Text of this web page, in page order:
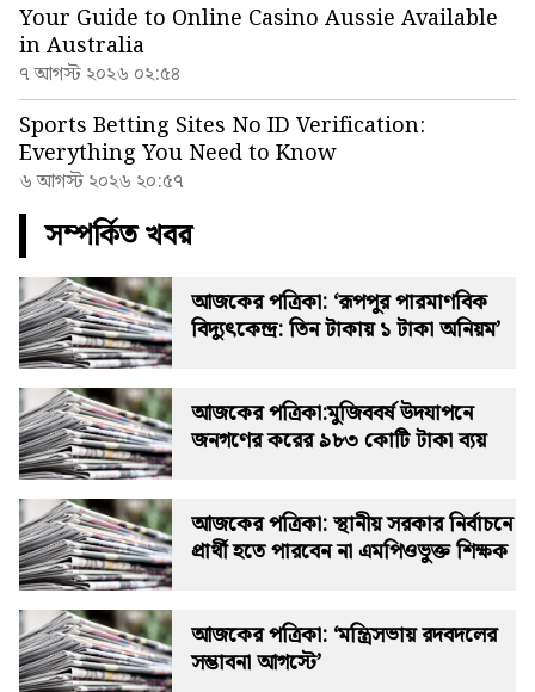
Your Guide to Online Casino Aussie Available
in Australia
৭ আগস্ট ২০২৬ ০২:৫৪
Sports Betting Sites No ID Verification:
Everything You Need to Know
৬ আগস্ট ২০২৬ ২০:৫৭
সম্পর্কিত খবর
আজকের পত্রিকা: ‘রূপপুর পারমাণবিক
বিদ্যুৎকেন্দ্র: তিন টাকায় ১ টাকা অনিয়ম’
আজকের পত্রিকা:মুজিববর্ষ উদযাপনে
জনগণের করের ৯৮৩ কোটি টাকা ব্যয়
আজকের পত্রিকা: স্থানীয় সরকার নির্বাচনে
প্রার্থী হতে পারবেন না এমপিওভুক্ত শিক্ষক
আজকের পত্রিকা: ‘মন্ত্রিসভায় রদবদলের
সম্ভাবনা আগস্টে’